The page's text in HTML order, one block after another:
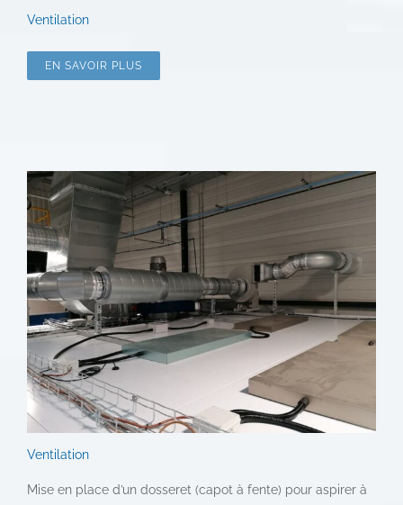
Ventilation
EN SAVOIR PLUS
Ventilation
Mise en place d’un dosseret (capot à fente) pour aspirer à